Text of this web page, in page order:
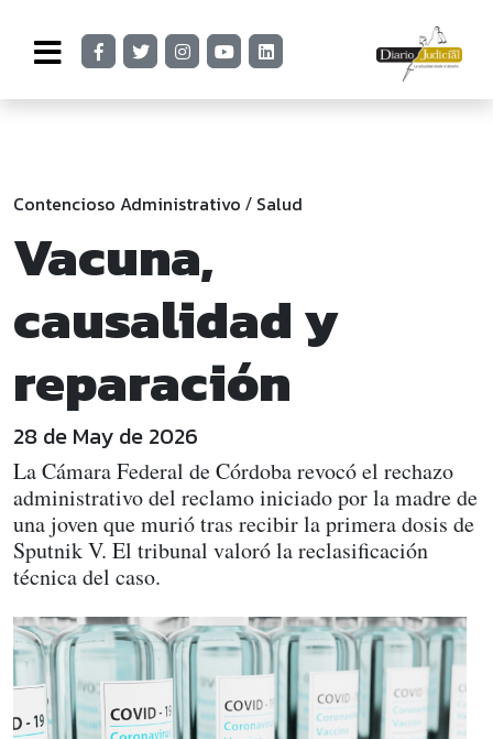
Contencioso Administrativo / Salud
Vacuna,
causalidad y
reparación
28 de May de 2026
La Cámara Federal de Córdoba revocó el rechazo
administrativo del reclamo iniciado por la madre de
una joven que murió tras recibir la primera dosis de
Sputnik V. El tribunal valoró la reclasificación
técnica del caso.